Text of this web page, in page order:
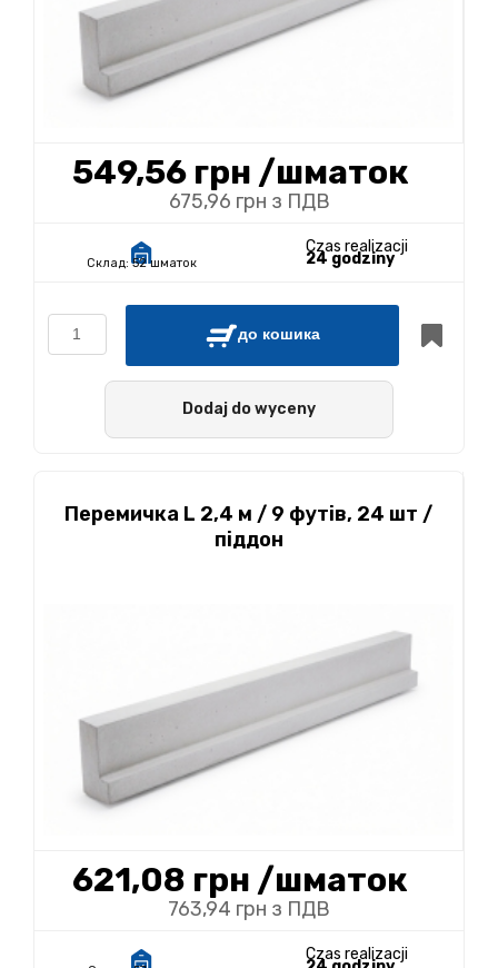
549,56 грн /шматок
675,96 грн з ПДВ
Склад: 52 шматок
Czas realizacji
24 godziny
до кошика
Dodaj do wyceny
Перемичка L 2,4 м / 9 футів, 24 шт /
піддон
621,08 грн /шматок
763,94 грн з ПДВ
Czas realizacji